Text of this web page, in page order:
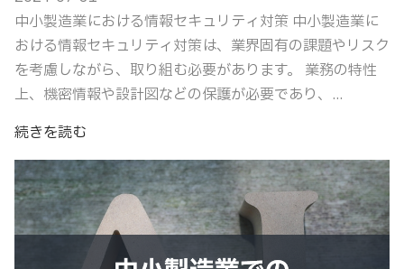
中小製造業における情報セキュリティ対策 中小製造業に
おける情報セキュリティ対策は、業界固有の課題やリスク
を考慮しながら、取り組む必要があります。 業務の特性
上、機密情報や設計図などの保護が必要であり、...
続きを読む